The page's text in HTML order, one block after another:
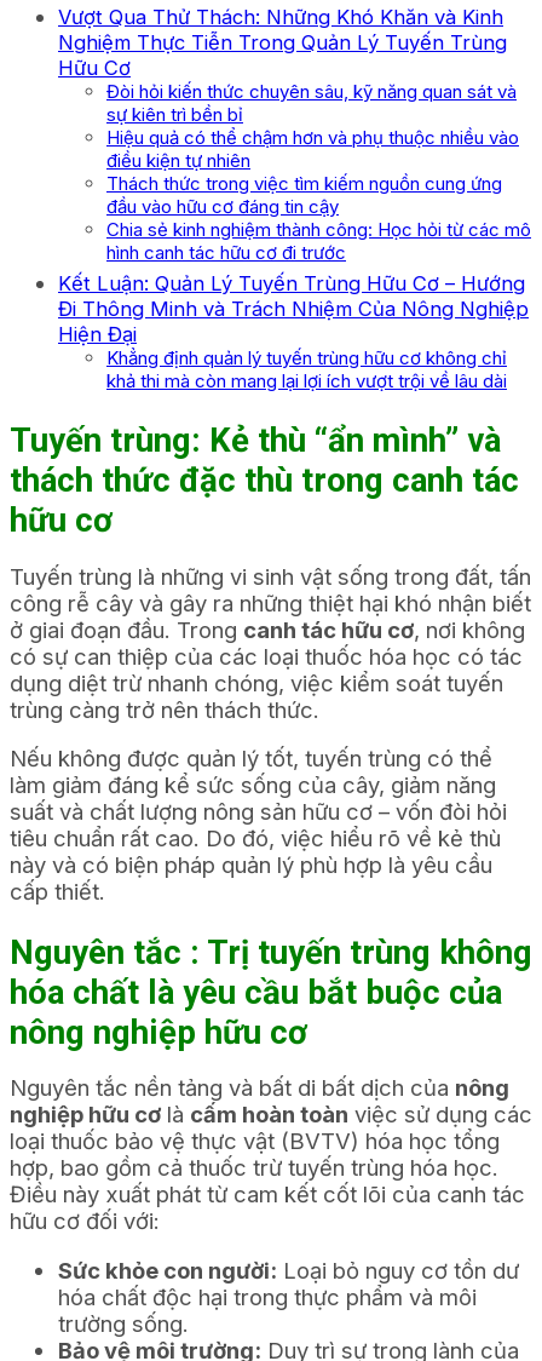
Vượt Qua Thử Thách: Những Khó Khăn và Kinh
Nghiệm Thực Tiễn Trong Quản Lý Tuyến Trùng
Hữu Cơ
Đòi hỏi kiến thức chuyên sâu, kỹ năng quan sát và
sự kiên trì bền bỉ
Hiệu quả có thể chậm hơn và phụ thuộc nhiều vào
điều kiện tự nhiên
Thách thức trong việc tìm kiếm nguồn cung ứng
đầu vào hữu cơ đáng tin cậy
Chia sẻ kinh nghiệm thành công: Học hỏi từ các mô
hình canh tác hữu cơ đi trước
Kết Luận: Quản Lý Tuyến Trùng Hữu Cơ – Hướng
Đi Thông Minh và Trách Nhiệm Của Nông Nghiệp
Hiện Đại
Khẳng định quản lý tuyến trùng hữu cơ không chỉ
khả thi mà còn mang lại lợi ích vượt trội về lâu dài
Tuyến trùng: Kẻ thù “ẩn mình” và
thách thức đặc thù trong canh tác
hữu cơ
Tuyến trùng là những vi sinh vật sống trong đất, tấn
công rễ cây và gây ra những thiệt hại khó nhận biết
ở giai đoạn đầu. Trong canh tác hữu cơ, nơi không
có sự can thiệp của các loại thuốc hóa học có tác
dụng diệt trừ nhanh chóng, việc kiểm soát tuyến
trùng càng trở nên thách thức.
Nếu không được quản lý tốt, tuyến trùng có thể
làm giảm đáng kể sức sống của cây, giảm năng
suất và chất lượng nông sản hữu cơ – vốn đòi hỏi
tiêu chuẩn rất cao. Do đó, việc hiểu rõ về kẻ thù
này và có biện pháp quản lý phù hợp là yêu cầu
cấp thiết.
Nguyên tắc : Trị tuyến trùng không
hóa chất là yêu cầu bắt buộc của
nông nghiệp hữu cơ
Nguyên tắc nền tảng và bất di bất dịch của nông
nghiệp hữu cơ là cấm hoàn toàn việc sử dụng các
loại thuốc bảo vệ thực vật (BVTV) hóa học tổng
hợp, bao gồm cả thuốc trừ tuyến trùng hóa học.
Điều này xuất phát từ cam kết cốt lõi của canh tác
hữu cơ đối với:
Sức khỏe con người: Loại bỏ nguy cơ tồn dư
hóa chất độc hại trong thực phẩm và môi
trường sống.
Bảo vệ môi trường: Duy trì sự trong lành của